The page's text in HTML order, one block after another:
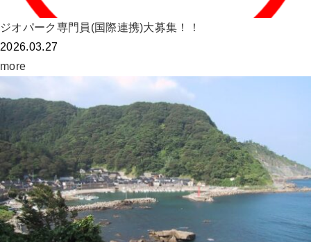
ジオパーク専門員(国際連携)大募集！！
2026.03.27
more